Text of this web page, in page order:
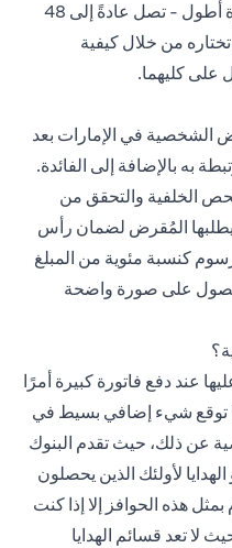
وقت واحد، وتسديد المبلغ على فترة أطول - تصل عادةً إلى 48
تختاره من خلال كيفية
كليهما.
الشخصية في الإمارات بعد
به بالإضافة إلى الفائدة.
الخلفية والتحقق من
يطلبها المُقرض لضمان رأس
كنسبة مئوية من المبلغ
على صورة واضحة
عند دفع فاتورة كبيرة أمرًا
توقع شيء إضافي بسيط في
عن ذلك، حيث تقدم البنوك
لأولئك الذين يحصلون
هذه الحوافز إلا إذا كنت
لا تعد قسائم الهدايا